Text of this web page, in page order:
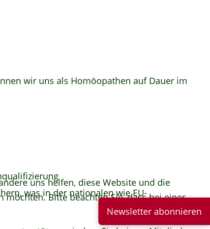
wir uns als Homöopathen auf Dauer im
was in der nationalen wie EU-
Newsletter abonnieren
uns helfen, diese Website und die
möchten. Bitte beachten Sie, dass bei einer